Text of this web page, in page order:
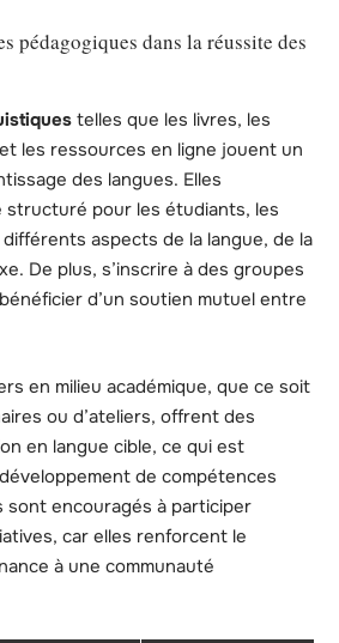
pédagogiques dans la réussite des
telles que les livres, les
les ressources en ligne jouent un
des langues. Elles
pour les étudiants, les
aspects de la langue, de la
De plus, s’inscrire à des groupes
d’un soutien mutuel entre
en milieu académique, que ce soit
ou d’ateliers, offrent des
en langue cible, ce qui est
de compétences
sont encouragés à participer
car elles renforcent le
à une communauté